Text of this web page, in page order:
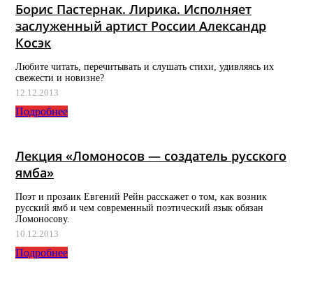
Борис Пастернак. Лирика. Исполняет
заслуженный артист России Александр
Косэк
Любите читать, перечитывать и слушать стихи, удивляясь их
свежести и новизне?
12.12.2013
Подробнее
Лекция «Ломоносов — создатель русского
ямба»
Поэт и прозаик Евгений Рейн расскажет о том, как возник
русский ямб и чем современный поэтический язык обязан
Ломоносову.
10.12.2013
Подробнее